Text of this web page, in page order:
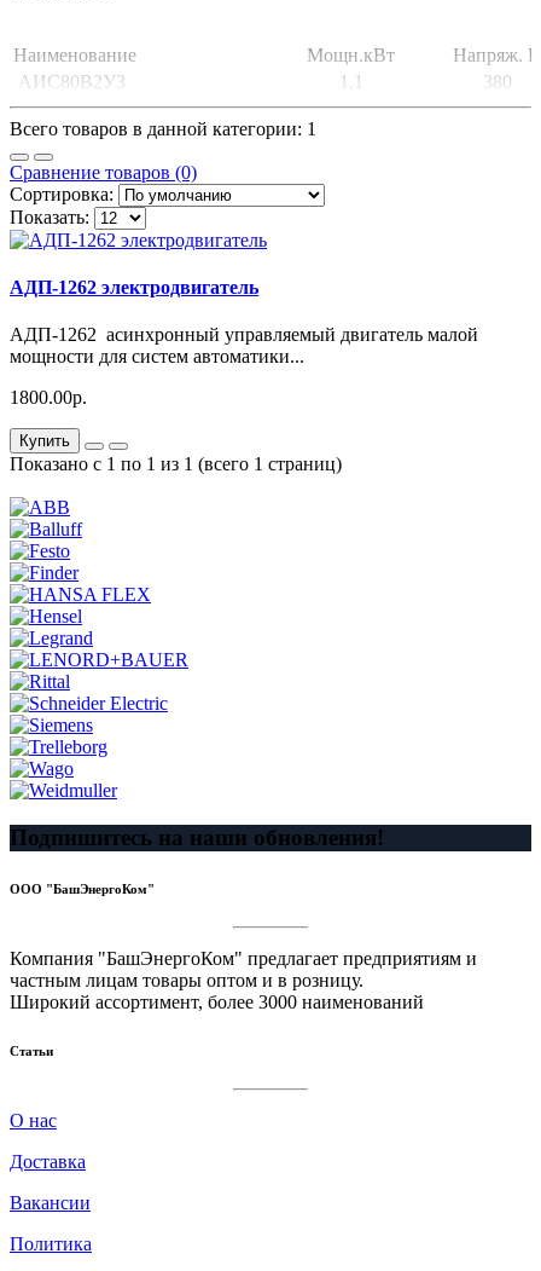
Наименование Мощн.кВт
Напряж. В
АИС80В2У3
1,1 380
Всего товаров в данной категории: 1
Сравнение товаров (0)
Сортировка:
Показать:
АДП-1262 электродвигатель
АДП-1262 асинхронный управляемый двигатель малой
мощности для систем автоматики...
1800.00р.
Купить
Показано с 1 по 1 из 1 (всего 1 страниц)
Подпишитесь на наши обновления!
ООО "БашЭнергоКом"
Компания "БашЭнергоКом" предлагает предприятиям и
частным лицам товары оптом и в розницу.
Широкий ассортимент, более 3000 наименований
Статьи
О нас
Доставка
Вакансии
Политика